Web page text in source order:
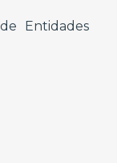
Entidades